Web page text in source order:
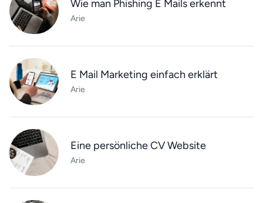
Wie man Phishing E Mails erkennt
Arie
E Mail Marketing einfach erklärt
Arie
Eine persönliche CV Website
Arie